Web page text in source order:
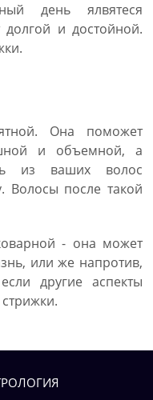
день ялвятеся
и достойной.
Она поможет
и объемной, а
из ваших волос
Волосы после такой
- она может
или же напротив,
другие аспекты